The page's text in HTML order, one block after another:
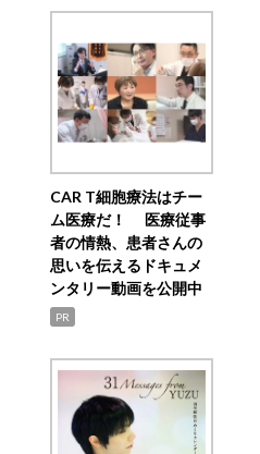
CAR T細胞療法はチー
ム医療だ！ 医療従事
者の情熱、患者さんの
思いを伝えるドキュメ
ンタリー動画を公開中
PR